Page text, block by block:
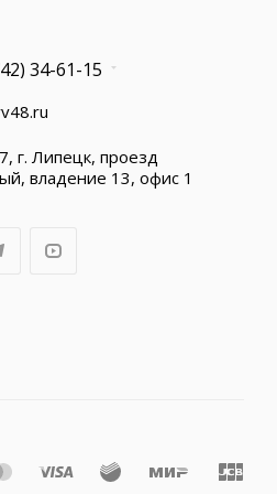
34-61-15
г. Липецк, проезд
владение 13, офис 1